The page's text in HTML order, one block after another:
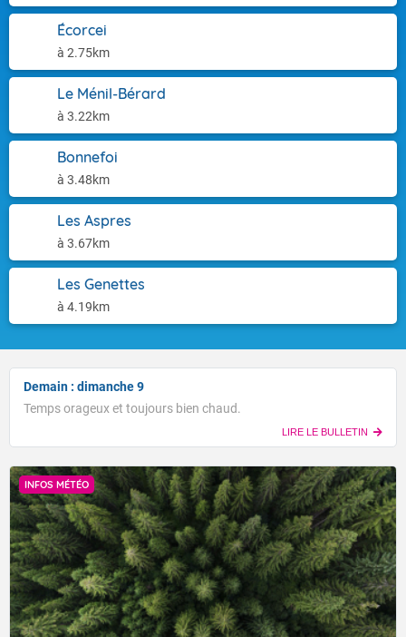
Écorcei
à 2.75km
Le Ménil-Bérard
à 3.22km
Bonnefoi
à 3.48km
Les Aspres
à 3.67km
Les Genettes
à 4.19km
Demain : dimanche 9
Temps orageux et toujours bien chaud.
LIRE LE BULLETIN
INFOS MÉTÉO